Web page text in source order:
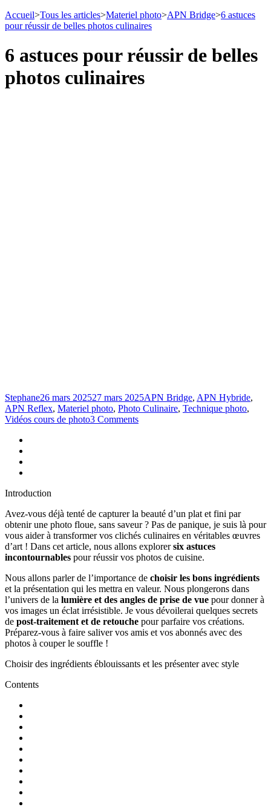
Accueil>Tous les articles>Materiel photo>APN Bridge>6 astuces
pour réussir de belles photos culinaires
6 astuces pour réussir de belles
photos culinaires
Stephane26 mars 202527 mars 2025APN Bridge, APN Hybride,
APN Reflex, Materiel photo, Photo Culinaire, Technique photo,
Vidéos cours de photo3 Comments
Introduction
Avez-vous déjà tenté de capturer la beauté d’un plat et fini par
obtenir une photo floue, sans saveur ? Pas de panique, je suis là pour
vous aider à transformer vos clichés culinaires en véritables œuvres
d’art ! Dans cet article, nous allons explorersix astuces
incontournables pour réussir vos photos de cuisine.
Nous allons parler de l’importance de choisir les bons ingrédients
et la présentation qui les mettra en valeur. Nous plongerons dans
l’univers de la lumière et des angles de prise de vue pour donner à
vos images un éclat irrésistible. Je vous dévoilerai quelques secrets
de post-traitement et de retouche pour parfaire vos créations.
Préparez-vous à faire saliver vos amis et vos abonnés avec des
photos à couper le souffle !
Choisir des ingrédients éblouissants et les présenter avec style
Contents